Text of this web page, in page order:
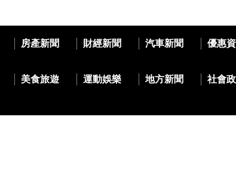
房產新聞 財經新聞 汽車新聞 優惠
美食旅遊 運動娛樂 地方新聞 社會